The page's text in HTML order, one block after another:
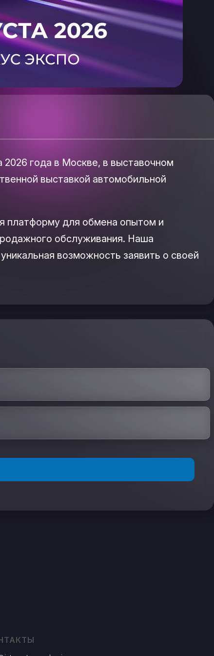
года в Москве, в выставочном
выставкой автомобильной
платформу для обмена опытом и
обслуживания. Наша
возможность заявить о своей